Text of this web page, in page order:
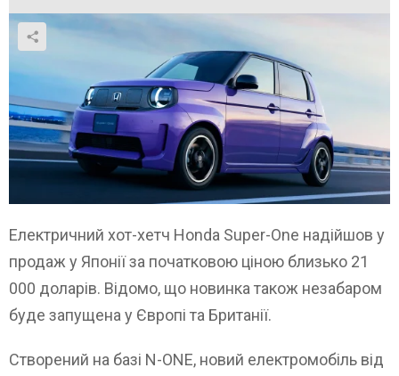
Електричний хот-хетч Honda Super-One надійшов у
продаж у Японії за початковою ціною близько 21
000 доларів. Відомо, що новинка також незабаром
буде запущена у Європі та Британії.
Створений на базі N-ONE, новий електромобіль від